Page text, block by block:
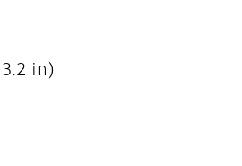
in)